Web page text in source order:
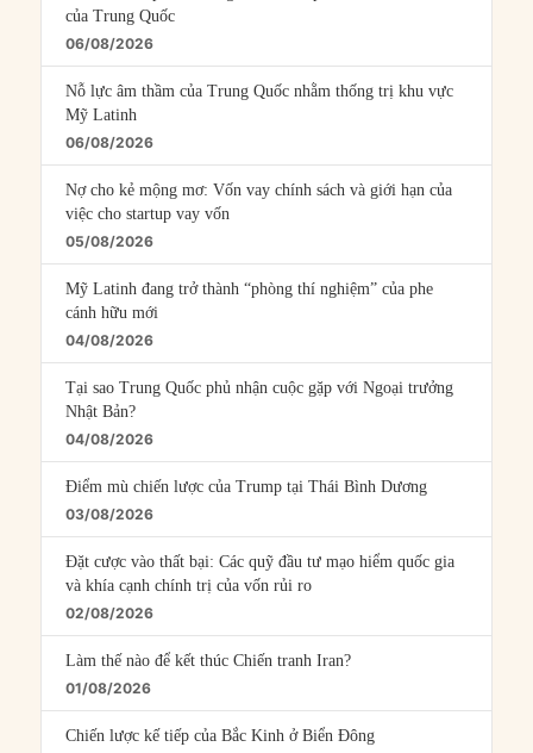
của Trung Quốc
06/08/2026
Nỗ lực âm thầm của Trung Quốc nhằm thống trị khu vực
Mỹ Latinh
06/08/2026
Nợ cho kẻ mộng mơ: Vốn vay chính sách và giới hạn của
việc cho startup vay vốn
05/08/2026
Mỹ Latinh đang trở thành “phòng thí nghiệm” của phe
cánh hữu mới
04/08/2026
Tại sao Trung Quốc phủ nhận cuộc gặp với Ngoại trưởng
Nhật Bản?
04/08/2026
Điểm mù chiến lược của Trump tại Thái Bình Dương
03/08/2026
Đặt cược vào thất bại: Các quỹ đầu tư mạo hiểm quốc gia
và khía cạnh chính trị của vốn rủi ro
02/08/2026
Làm thế nào để kết thúc Chiến tranh Iran?
01/08/2026
Chiến lược kế tiếp của Bắc Kinh ở Biển Đông